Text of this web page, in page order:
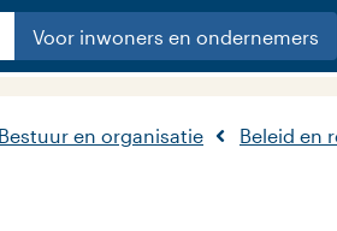
Voor inwoners en ondernemers
Bestuur en organisatie Beleid en